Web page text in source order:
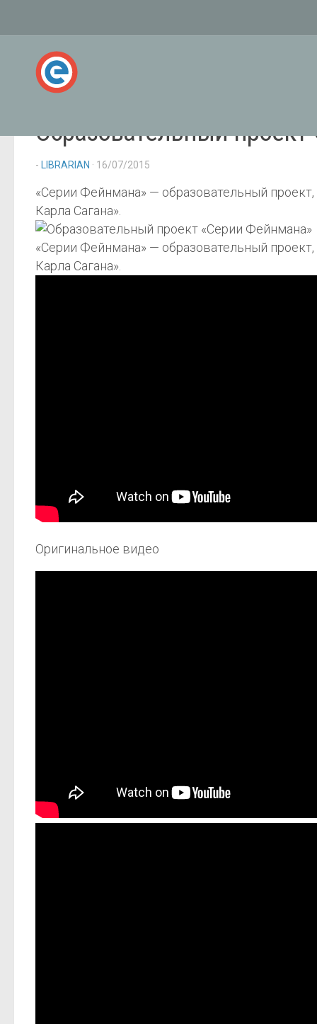
Образовательный
- LIBRARIAN · 16/07/2015
«Серии Фейнмана» — образовательный
Карла Сагана».
«Серии Фейнмана» — образовательный
Карла Сагана».
Оригинальное видео